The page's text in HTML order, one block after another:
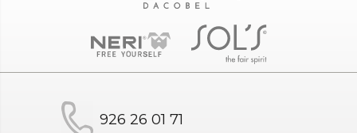
926 26 01 71